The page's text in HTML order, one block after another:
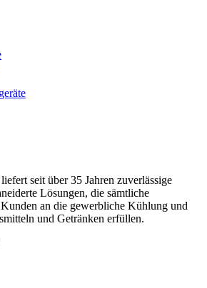
seit über 35 Jahren zuverlässige
Lösungen, die sämtliche
an die gewerbliche Kühlung und
und Getränken erfüllen.